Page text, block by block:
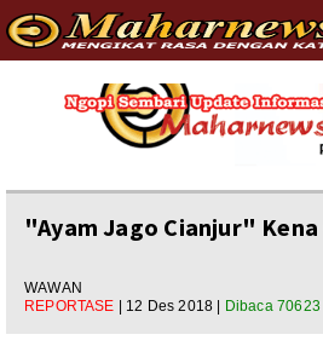
Home
Ngewangkong
"Ayam Jago Cianjur" Kena
WAWAN
REPORTASE
| 12 Des 2018 | Dibaca